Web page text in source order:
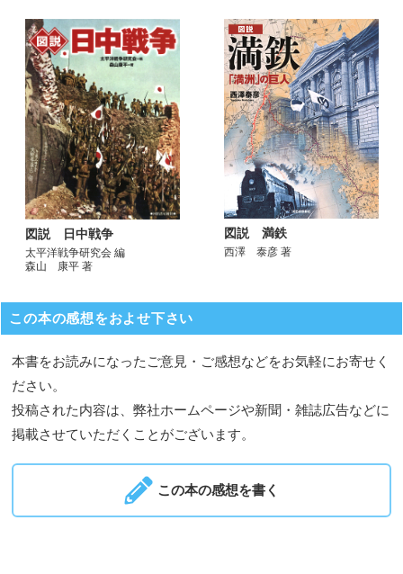
図説 日中戦争
太平洋戦争研究会 編
森山 康平 著
図説 満鉄
西澤 泰彦 著
この本の感想をおよせ下さい
本書をお読みになったご意見・ご感想などをお気軽にお寄せく
ださい。
投稿された内容は、弊社ホームページや新聞・雑誌広告などに
掲載させていただくことがございます。
この本の感想を書く